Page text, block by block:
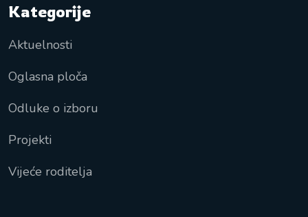
Kategorije
Aktuelnosti
Oglasna ploča
Odluke o izboru
Projekti
Vijeće roditelja